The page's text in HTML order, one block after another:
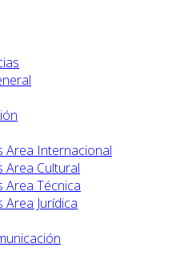
Area Internacional
Area Cultural
Area Técnica
Area Jurídica